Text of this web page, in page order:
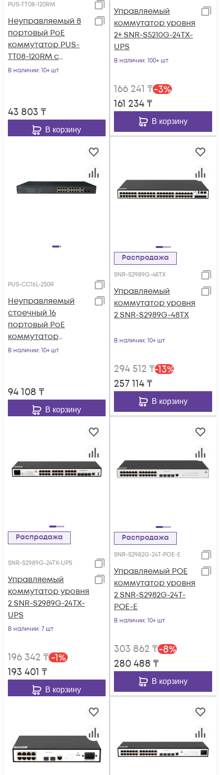
PUS-TT08-120RM
Неуправляемый 8
портовый PoE
коммутатор PUS-
TT08-120RM с
возможностью
В наличии: 10+ шт
43 803 ₸
В корзину
Управляемый
коммутатор уровня
2+ SNR-S5210G-24TX-
UPS
В наличии: 100+ шт
166 241 ₸-3%
161 234₸
В корзину
PUS-CC16L-250R
Неуправляемый
стоечный 16
портовый PoE
коммутатор
POWERTONE PUS-
В наличии: 10+ шт
94 108 ₸
В корзину
Распродажа
SNR-S2989G-48TX
Управляемый
коммутатор уровня
2 SNR-S2989G-48TX
В наличии: 10+ шт
294 512 ₸-13%
257 114₸
В корзину
Распродажа
SNR-S2989G-24TX-UPS
Управляемый
коммутатор уровня
2 SNR-S2989G-24TX-
UPS
В наличии: 7 шт
196 342 ₸-1%
193 401 ₸
В корзину
Распродажа
SNR-S2982G-24T-POE-E
Управляемый POE
коммутатор уровня
2 SNR-S2982G-24T-
POE-E
В наличии: 10+ шт
303 862 ₸-8%
280 488 ₸
В корзину